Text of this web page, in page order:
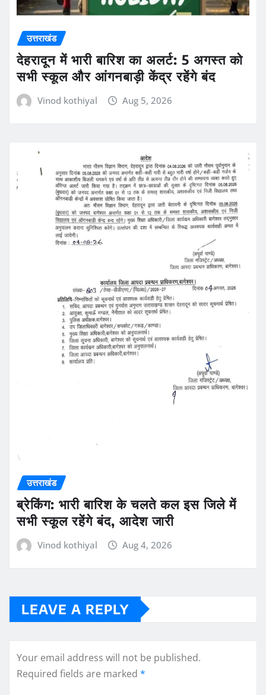
उत्तराखंड
देहरादून में भारी बारिश का अलर्ट: 5 अगस्त को
सभी स्कूल और आंगनबाड़ी केंद्र रहेंगे बंद
Vinod kothiyal Aug 5, 2026
उत्तराखंड
ब्रेकिंग: भारी बारिश के चलते कल इस जिले में
सभी स्कूल रहेंगे बंद, आदेश जारी
Vinod kothiyal Aug 4, 2026
LEAVE A REPLY
Your email address will not be published.
Required fields are marked *